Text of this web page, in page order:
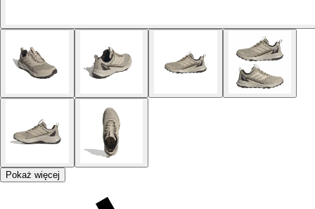
Pokaż więcej